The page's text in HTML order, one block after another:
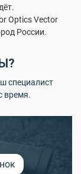
Optics Vector
России.
специалист
время.